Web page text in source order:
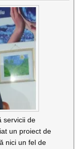
servicii de
un proiect de
nici un fel de